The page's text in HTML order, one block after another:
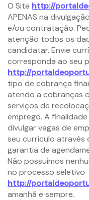
O Site http://
APENAS na
e/ou contratação.
atenção todos os
candidatar. Envie
corresponda ao seu
http://
tipo de cobrança
atendo a cobranças
serviços de
emprego. A
divulgar vagas de
seu currículo através
garantia de
Não possuímos
no processo seletivo
http://
amanhã e sempre.